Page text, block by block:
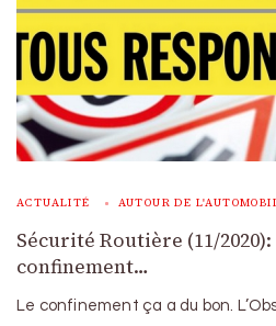
ACTUALITÉ AUTOUR DE
Sécurité Routière (11/
confinement…
Le confinement ça a du bon.